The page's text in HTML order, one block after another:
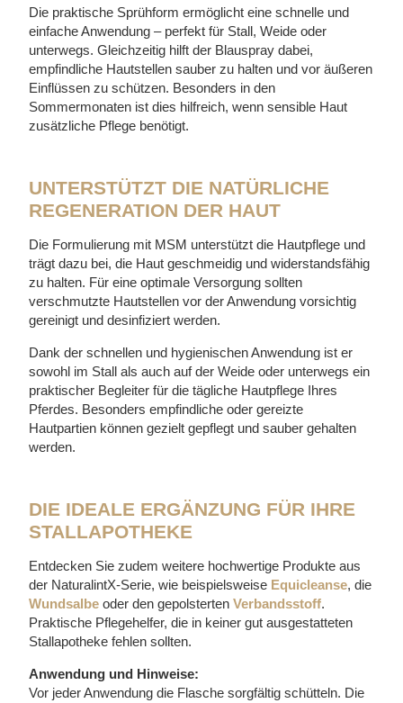
Die praktische Sprühform ermöglicht eine schnelle und
einfache Anwendung – perfekt für Stall, Weide oder
unterwegs. Gleichzeitig hilft der Blauspray dabei,
empfindliche Hautstellen sauber zu halten und vor äußeren
Einflüssen zu schützen. Besonders in den
Sommermonaten ist dies hilfreich, wenn sensible Haut
zusätzliche Pflege benötigt.
UNTERSTÜTZT DIE NATÜRLICHE
REGENERATION DER HAUT
Die Formulierung mit MSM unterstützt die Hautpflege und
trägt dazu bei, die Haut geschmeidig und widerstandsfähig
zu halten. Für eine optimale Versorgung sollten
verschmutzte Hautstellen vor der Anwendung vorsichtig
gereinigt und desinfiziert werden.
Dank der schnellen und hygienischen Anwendung ist er
sowohl im Stall als auch auf der Weide oder unterwegs ein
praktischer Begleiter für die tägliche Hautpflege Ihres
Pferdes. Besonders empfindliche oder gereizte
Hautpartien können gezielt gepflegt und sauber gehalten
werden.
DIE IDEALE ERGÄNZUNG FÜR IHRE
STALLAPOTHEKE
Entdecken Sie zudem weitere hochwertige Produkte aus
der NaturalintX-Serie, wie beispielsweise Equicleanse, die
Wundsalbe oder den gepolstertenVerbandsstoff.
Praktische Pflegehelfer, die in keiner gut ausgestatteten
Stallapotheke fehlen sollten.
Anwendung und Hinweise:
Vor jeder Anwendung die Flasche sorgfältig schütteln. Die